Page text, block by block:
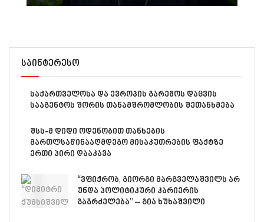
საინტერესო
საქართველოსა და ევროპის გარემოს დაცვის
სააგენტოს შორის თანამშრომლობის შეთანხმება
შსს-მ დიდი ოდენობით თანხების
მართლსაწინააღმდეგო მისაკუთრების ფაქტზე
ერთი პირი დააკავა
“ვფიქრობ, გიორგი მარგველაშვილს არ
უნდა პოლიტიკური კარიერის
გაგრძელება” – გია ხუხაშვილი